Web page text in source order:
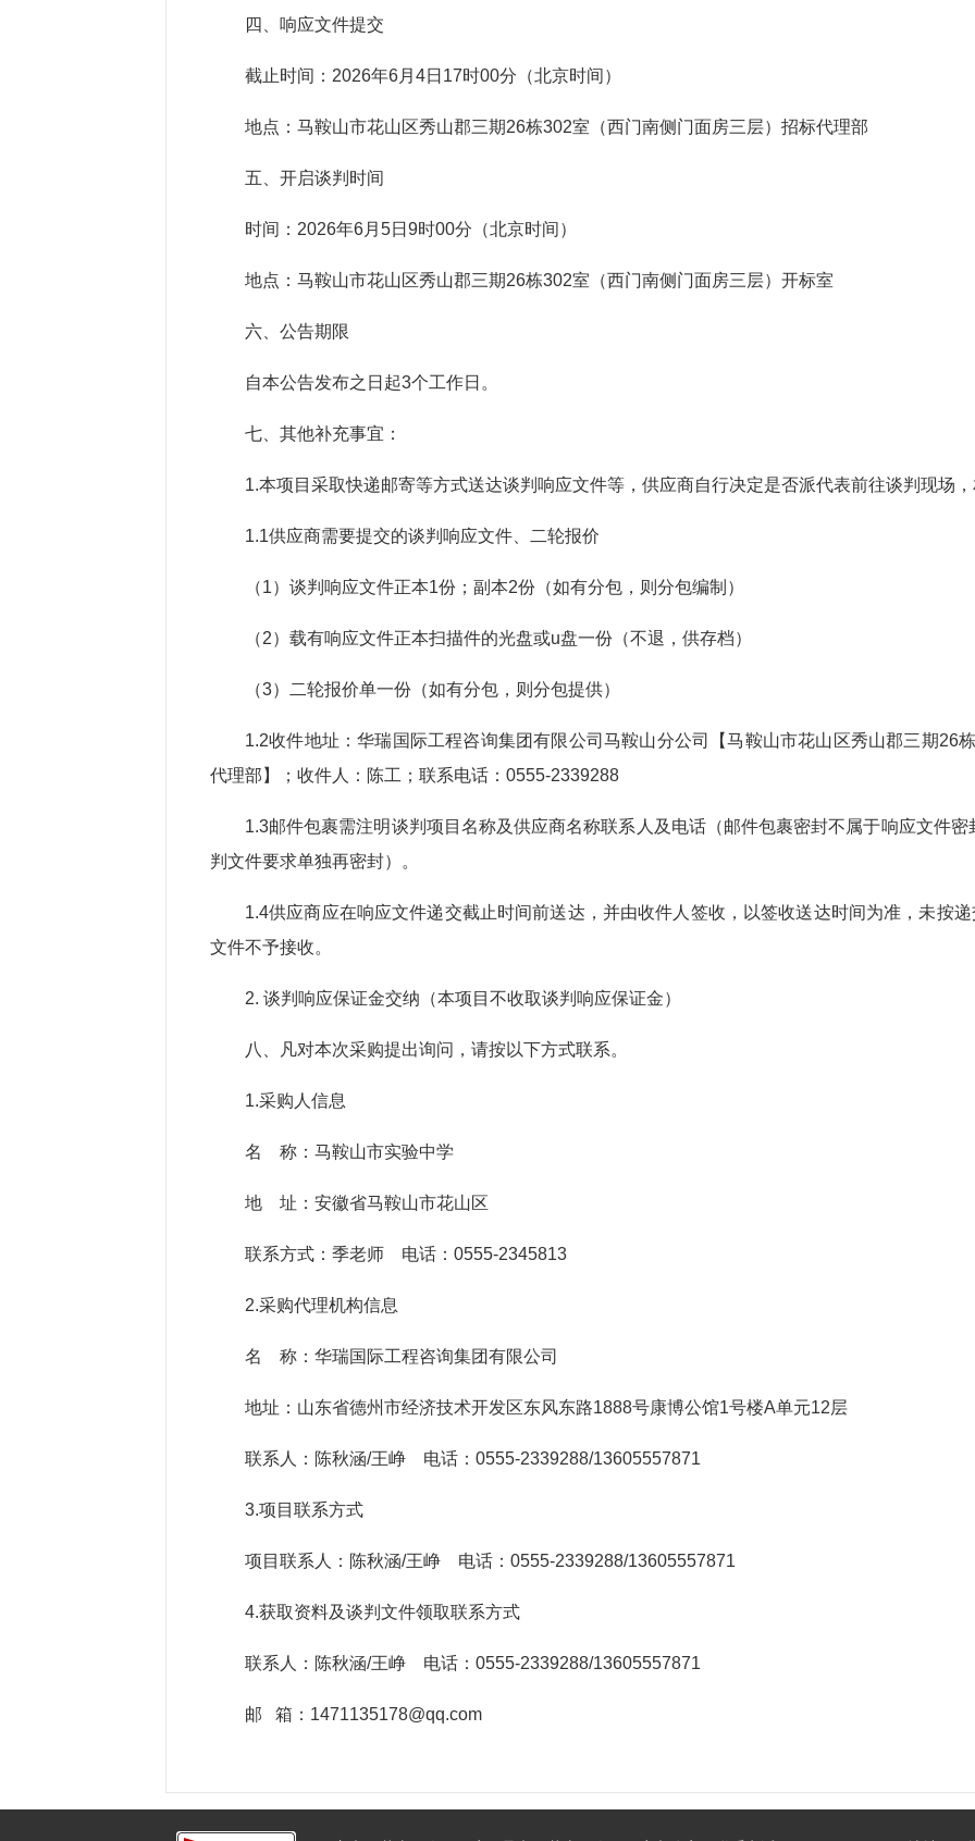
四、响应文件提交
截止时间：2026年6月4日17时00分（北京时间）
地点：马鞍山市花山区秀山郡三期26栋302室（西门南侧门面房三层）招标代理部
五、开启谈判时间
时间：2026年6月5日9时00分（北京时间）
地点：马鞍山市花山区秀山郡三期26栋302室（西门南侧门面房三层）开标室
六、公告期限
自本公告发布之日起3个工作日。
七、其他补充事宜：
1.本项目采取快递邮寄等方式送达谈判响应文件等，供应商自行决定是否派代表前往谈判现场
1.1供应商需要提交的谈判响应文件、二轮报价
（1）谈判响应文件正本1份；副本2份（如有分包，则分包编制）
（2）载有响应文件正本扫描件的光盘或u盘一份（不退，供存档）
（3）二轮报价单一份（如有分包，则分包提供）
1.2收件地址：华瑞国际工程咨询集团有限公司马鞍山分公司【马鞍山市花山区秀山郡三期26
代理部】；收件人：陈工；联系电话：0555-2339288
1.3邮件包裹需注明谈判项目名称及供应商名称联系人及电话（邮件包裹密封不属于响应文件
判文件要求单独再密封）。
1.4供应商应在响应文件递交截止时间前送达，并由收件人签收，以签收送达时间为准，未按
文件不予接收。
2. 谈判响应保证金交纳（本项目不收取谈判响应保证金）
八、凡对本次采购提出询问，请按以下方式联系。
1.采购人信息
名 称：马鞍山市实验中学
地 址：安徽省马鞍山市花山区
联系方式：季老师 电话：0555-2345813
2.采购代理机构信息
名 称：华瑞国际工程咨询集团有限公司
地址：山东省德州市经济技术开发区东风东路1888号康博公馆1号楼A单元12层
联系人：陈秋涵/王峥 电话：0555-2339288/13605557871
3.项目联系方式
项目联系人：陈秋涵/王峥 电话：0555-2339288/13605557871
4.获取资料及谈判文件领取联系方式
联系人：陈秋涵/王峥 电话：0555-2339288/13605557871
邮 箱：1471135178@qq.com